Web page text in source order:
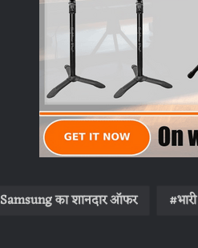
Samsung का शानदार ऑफर